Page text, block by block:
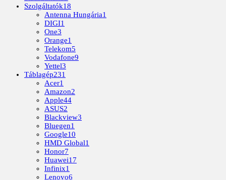
Szolgáltatók18
Antenna Hungária1
DIGI1
One3
Orange1
Telekom5
Vodafone9
Yettel3
Táblagép231
Acer1
Amazon2
Apple44
ASUS2
Blackview3
Bluegen1
Google10
HMD Global1
Honor7
Huawei17
Infinix1
Lenovo6